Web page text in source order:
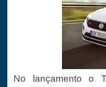
No lançamento o